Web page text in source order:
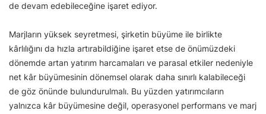
de devam edebileceğine işaret ediyor.
Marjların yüksek seyretmesi, şirketin büyüme ile birlikte
kârlılığını da hızla artırabildiğine işaret etse de önümüzdeki
dönemde artan yatırım harcamaları ve parasal etkiler nedeniyle
net kâr büyümesinin dönemsel olarak daha sınırlı kalabileceği
de göz önünde bulundurulmalı. Bu yüzden yatırımcıların
yalnızca kâr büyümesine değil, operasyonel performans ve marj